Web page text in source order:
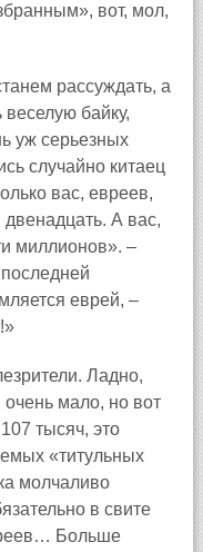
вот, мол,
рассуждать, а
байку,
уж серьезных
случайно китаец
вас, евреев,
А вас,
миллионов». –
еврей, –
Ладно,
мало, но вот
тысяч, это
«титульных
молчаливо
в свите
Больше